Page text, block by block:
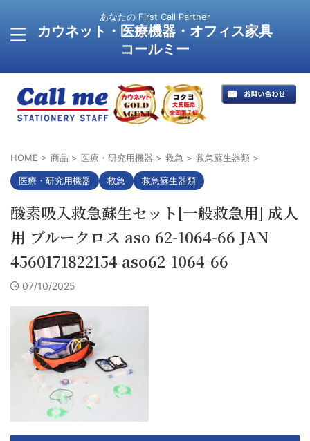
あなたの First Call Partner
カウネット・医療機器・オフィス家具
コールミー
HOME > 商品 > 医療・研究用機器 > 救急 > 救急蘇生器類 >
医療・研究用機器 救急 救急蘇生器類
酸素吸入救急蘇生セット[一般救急用] 成人
用 ブルークロス aso 62-1064-66 JAN
4560171822154 aso62-1064-66
07/10/2025